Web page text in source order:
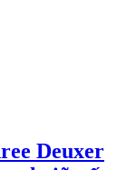
Deuxer